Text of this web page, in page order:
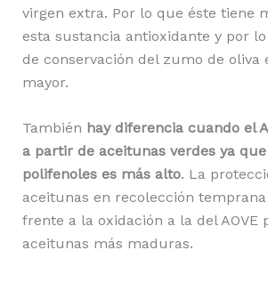
virgen extra. Por lo que éste tiene
esta sustancia antioxidante y por
de conservación del zumo de oliva
mayor.
También hay diferencia cuando el
a partir de aceitunas verdes ya
polifenoles es más alto. La
aceitunas en recolección
frente a la oxidación a la del AOVE
aceitunas más maduras.